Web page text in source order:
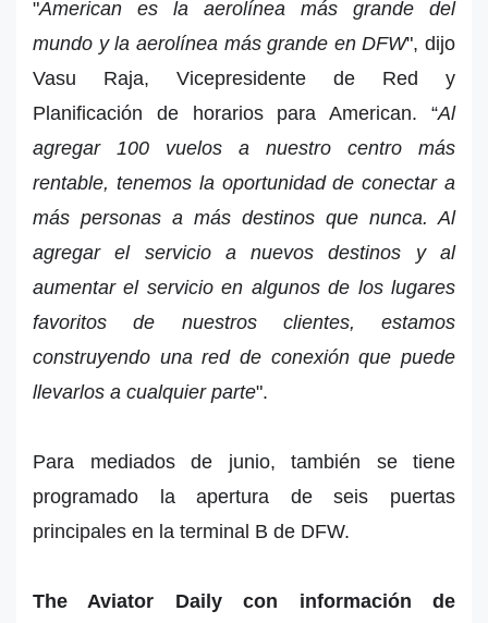
"American es la aerolínea más grande del
mundo y la aerolínea más grande en DFW", dijo
Vasu Raja, Vicepresidente de Red y
Planificación de horarios para American. “Al
agregar 100 vuelos a nuestro centro más
rentable, tenemos la oportunidad de conectar a
más personas a más destinos que nunca. Al
agregar el servicio a nuevos destinos y al
aumentar el servicio en algunos de los lugares
favoritos de nuestros clientes, estamos
construyendo una red de conexión que puede
llevarlos a cualquier parte".
Para mediados de junio, también se tiene
programado la apertura de seis puertas
principales en la terminal B de DFW.
The Aviator Daily con información de